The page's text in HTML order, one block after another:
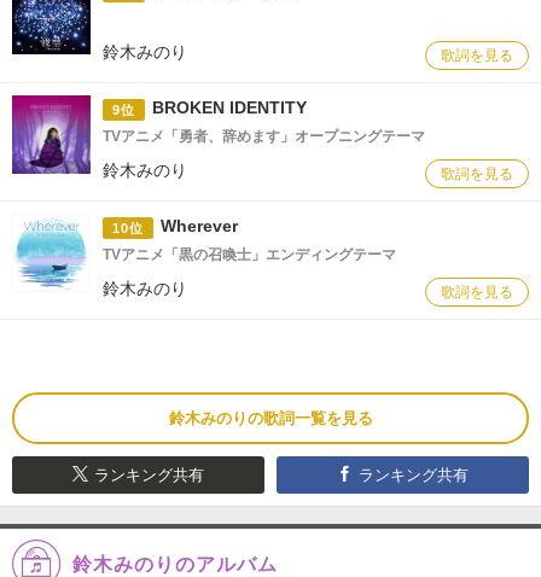
鈴木みのり 歌詞を見る
9位 BROKEN IDENTITY
TVアニメ「勇者、辞めます」オープニングテーマ
鈴木みのり 歌詞を見る
10位 Wherever
TVアニメ「黒の召喚士」エンディングテーマ
鈴木みのり 歌詞を見る
鈴木みのりの歌詞一覧を見る
ランキング共有 ランキング共有
鈴木みのりのアルバム